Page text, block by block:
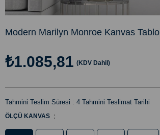
Modern Marilyn Monroe Kanvas Tablo
₺1.085,81 (KDV Dahil)
Tahmini Teslim Süresi : 4 Tahmini Teslimat Tarihi
ÖLÇÜ KANVAS :